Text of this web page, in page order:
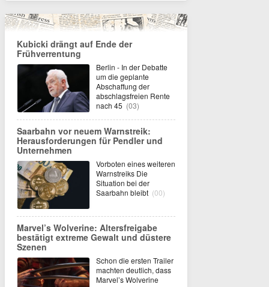
Kubicki drängt auf Ende der
Frühverrentung
Berlin - In der Debatte
um die geplante
Abschaffung der
abschlagsfreien Rente
nach 45 (03)
Saarbahn vor neuem Warnstreik:
Herausforderungen für Pendler und
Unternehmen
Vorboten eines weiteren
Warnstreiks Die
Situation bei der
Saarbahn bleibt (00)
Marvel’s Wolverine: Altersfreigabe
bestätigt extreme Gewalt und düstere
Szenen
Schon die ersten Trailer
machten deutlich, dass
Marvel’s Wolverine